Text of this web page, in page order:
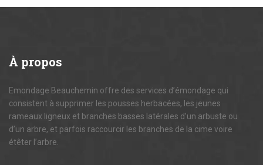
À propos
Emondage Beauchemin offre des services d’émondage qui
consistent à supprimer les pousses herbacées, les jeunes
rameaux ligneux et branches basses latérales d’un arbuste ou
d’un arbre, et parfois raccourcir les branches de la cime voire
étêter l’arbre.